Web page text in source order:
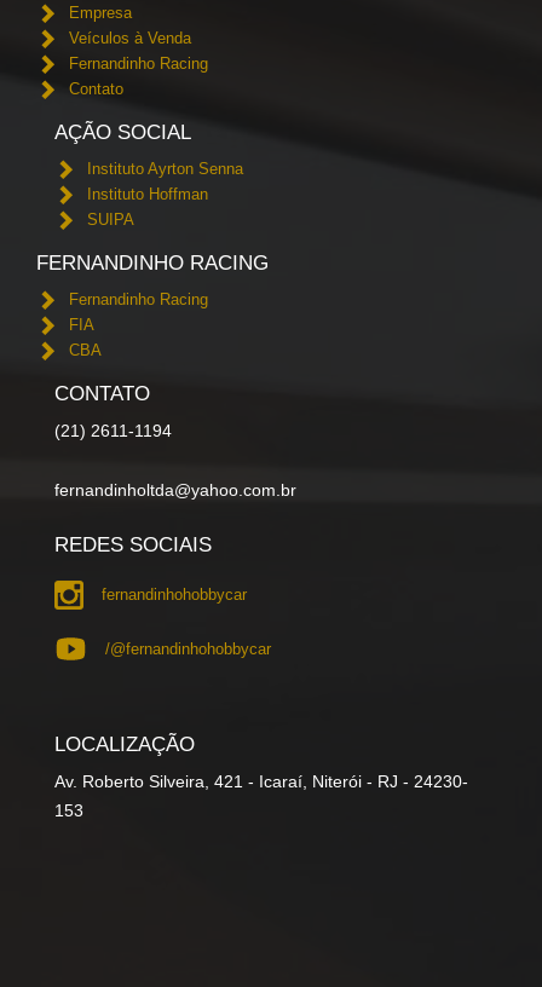
Empresa
Veículos à Venda
Fernandinho Racing
Contato
AÇÃO SOCIAL
Instituto Ayrton Senna
Instituto Hoffman
SUIPA
FERNANDINHO RACING
Fernandinho Racing
FIA
CBA
CONTATO
(21) 2611-1194
fernandinholtda@yahoo.com.br
REDES SOCIAIS
fernandinhohobbycar
/@fernandinhohobbycar
LOCALIZAÇÃO
Av. Roberto Silveira, 421 - Icaraí, Niterói - RJ - 24230-
153